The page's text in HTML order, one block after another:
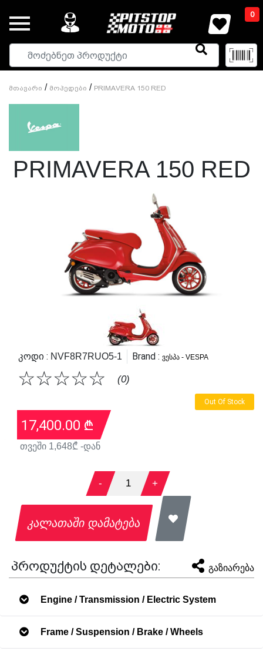
0
Მთავარი / Მოპედები / PRIMAVERA 150 RED
PRIMAVERA 150 RED
Კოდი : NVF8R7RUO5-1 Brand : ვესპა - VESPA
☆
☆
☆
☆
☆ (0)
Out Of Stock
17,400.00 ₾
თვეში 1,648₾ -დან
- 1 +
კალათაში დამატება
პროდუქტის დეტალები: გაზიარება
Engine / Transmission / Electric System
Frame / Suspension / Brake / Wheels